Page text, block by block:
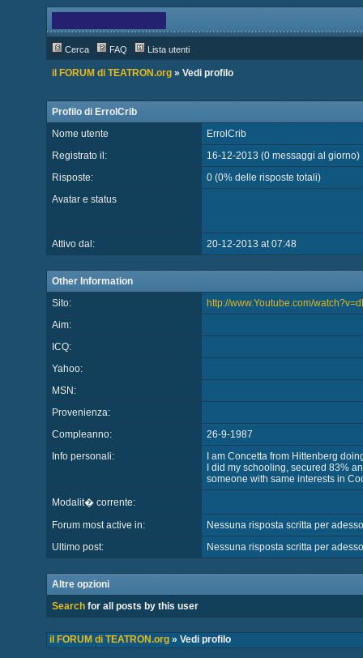
Cerca FAQ Lista utenti
il FORUM di TEATRON.org» Vedi profilo
Profilo di ErrolCrib
Nome utente
ErrolCrib
Registrato il:
16-12-2013 (0 messaggi al giorno)
Risposte:
0 (0% delle risposte totali)
Avatar e status
Attivo dal: 20-12-2013 at 07:48
Other Information
Sito:
http://www.Youtube.com/
Aim:
ICQ:
Yahoo:
MSN:
Provenienza:
Compleanno:
26-9-1987
Info personali:
I am Concetta from Hittenberg
I did my schooling, secured 83%
someone with same interests in
Modalit� corrente:
Forum most active in:
Nessuna risposta scritta per adesso
Ultimo post:
Nessuna risposta scritta per adesso
Altre opzioni
Searchfor all posts by this user
il FORUM di TEATRON.org» Vedi profilo